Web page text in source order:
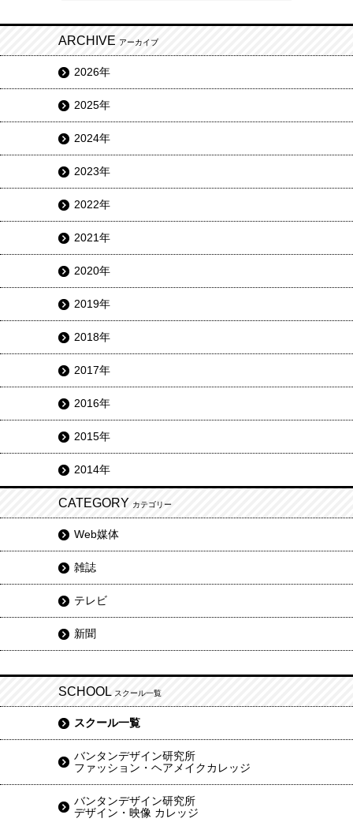
ARCHIVE アーカイブ
2026年
2025年
2024年
2023年
2022年
2021年
2020年
2019年
2018年
2017年
2016年
2015年
2014年
CATEGORY カテゴリー
Web媒体
雑誌
テレビ
新聞
SCHOOL スクール一覧
スクール一覧
バンタンデザイン研究所
ファッション・ヘアメイクカレッジ
バンタンデザイン研究所
デザイン・映像 カレッジ